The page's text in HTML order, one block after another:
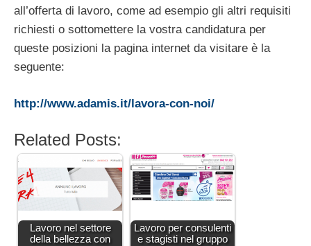
all’offerta di lavoro, come ad esempio gli altri requisiti
richiesti o sottomettere la vostra candidatura per
queste posizioni la pagina internet da visitare è la
seguente:
http://www.adamis.it/lavora-con-noi/
Related Posts:
Lavoro nel settore
della bellezza con
Lavoro per consulenti
e stagisti nel gruppo